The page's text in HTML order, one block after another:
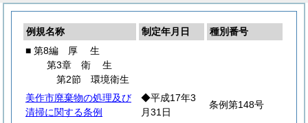
例規名称 制定年月日
種別番号
■ 第8編 厚 生
第3章 衛生
第2節 環境衛生
美作市廃棄物の処理及び
清掃に関する条例
◆平成17年3
月31日
条例第148号